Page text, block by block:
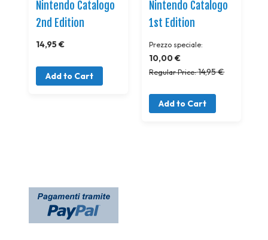
Nintendo Catalogo
2nd Edition
14,95 €
Add to Cart
Nintendo Catalogo
1st Edition
Prezzo speciale
10,00 €
Regular Price 14,95 €
Add to Cart